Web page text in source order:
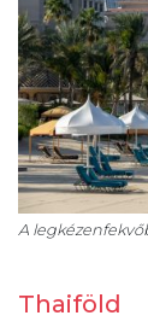
A
Thaiföld